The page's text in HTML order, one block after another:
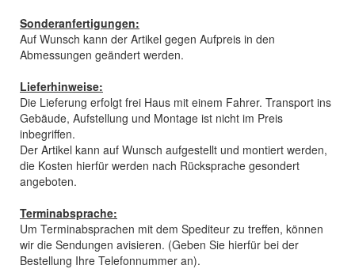
Sonderanfertigungen:
Auf Wunsch kann der Artikel gegen Aufpreis in den
Abmessungen geändert werden.
Lieferhinweise:
Die Lieferung erfolgt frei Haus mit einem Fahrer. Transport ins
Gebäude, Aufstellung und Montage ist nicht im Preis
inbegriffen.
Der Artikel kann auf Wunsch aufgestellt und montiert werden,
die Kosten hierfür werden nach Rücksprache gesondert
angeboten.
Terminabsprache:
Um Terminabsprachen mit dem Spediteur zu treffen, können
wir die Sendungen avisieren. (Geben Sie hierfür bei der
Bestellung Ihre Telefonnummer an).